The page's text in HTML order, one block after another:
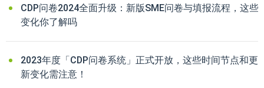
CDP问卷2024全面升级：新版SME问卷与填报流程，这些
变化你了解吗
2023年度「CDP问卷系统」正式开放，这些时间节点和更
新变化需注意！